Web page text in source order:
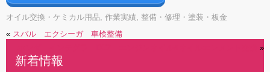
オイル交換・ケミカル用品, 作業実績, 整備・修理・塗装・板金
« スバル エクシーガ 車検整備
»
新着情報